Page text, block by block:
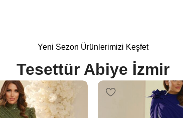
Yeni Sezon Ürünlerimizi Keşfet
Tesettür Abiye İzmir